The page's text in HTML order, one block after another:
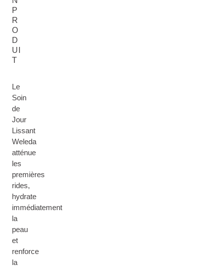
P
R
O
D
UI
T
Le
Soin
de
Jour
Lissant
Weleda
atténue
les
premières
rides,
hydrate
immédiatement
la
peau
et
renforce
la